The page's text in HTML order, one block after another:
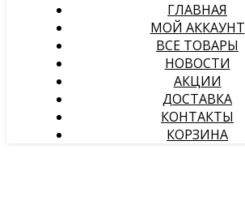
ГЛАВНАЯ
МОЙ АККАУНТ
ВСЕ ТОВАРЫ
НОВОСТИ
АКЦИИ
ДОСТАВКА
КОНТАКТЫ
КОРЗИНА